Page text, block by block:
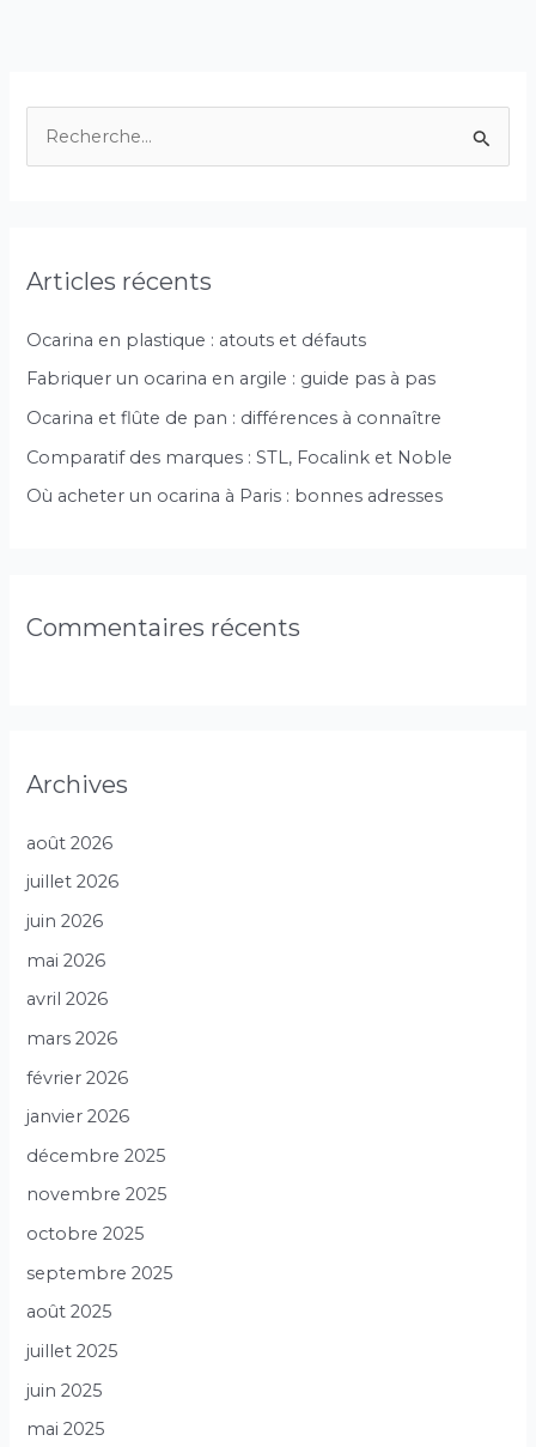
e
c
h
e
r
Articles récents
Ocarina en plastique : atouts et défauts
Fabriquer un ocarina en argile : guide pas à pas
Ocarina et flûte de pan : différences à connaître
Comparatif des marques : STL, Focalink et Noble
Où acheter un ocarina à Paris : bonnes adresses
Commentaires récents
Archives
août 2026
juillet 2026
juin 2026
mai 2026
avril 2026
mars 2026
février 2026
janvier 2026
décembre 2025
novembre 2025
octobre 2025
septembre 2025
août 2025
juillet 2025
juin 2025
mai 2025